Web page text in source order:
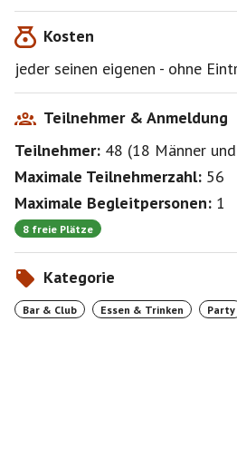
Kosten
jeder seinen eigenen - ohne
Teilnehmer & Anmeldung
Teilnehmer: 48 (18 Männer und
Maximale Teilnehmerzahl: 56
Maximale Begleitpersonen: 1
8 freie Plätze
Kategorie
Bar & Club Essen & Trinken Party